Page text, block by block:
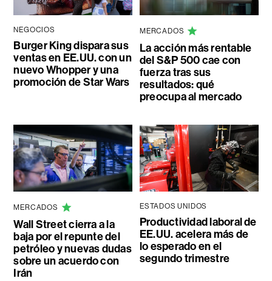
NEGOCIOS
Burger King dispara sus
ventas en EE.UU. con un
nuevo Whopper y una
promoción de Star Wars
MERCADOS
La acción más rentable
del S&P 500 cae con
fuerza tras sus
resultados: qué
preocupa al mercado
MERCADOS
Wall Street cierra a la
baja por el repunte del
petróleo y nuevas dudas
sobre un acuerdo con
Irán
ESTADOS UNIDOS
Productividad laboral de
EE.UU. acelera más de
lo esperado en el
segundo trimestre